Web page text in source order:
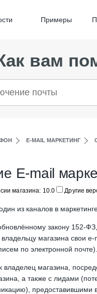
Примеры
вам
E-MAIL МАРКЕТИНГ
E-mail
магазина: 10.0 Другие
из каналов в
закону 152-
магазина свои
по электронной почте).
магазина,
а также с лидами
предоставившими